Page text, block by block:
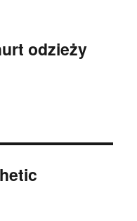
odzieży